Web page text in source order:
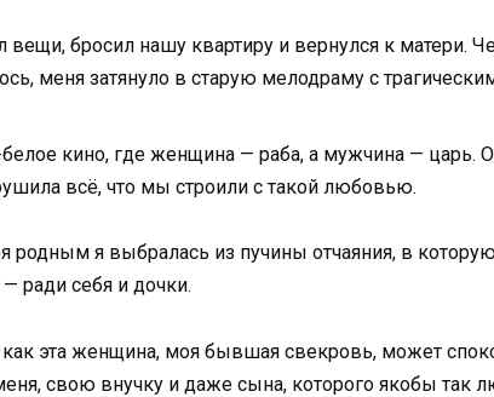
бросил нашу квартиру и вернулся к матери.
меня затянуло в старую мелодраму с
кино, где женщина — раба, а мужчина —
всё, что мы строили с такой любовью.
родным я выбралась из пучины отчаяния, в
ради себя и дочки.
эта женщина, моя бывшая свекровь, может
свою внучку и даже сына, которого якобы так